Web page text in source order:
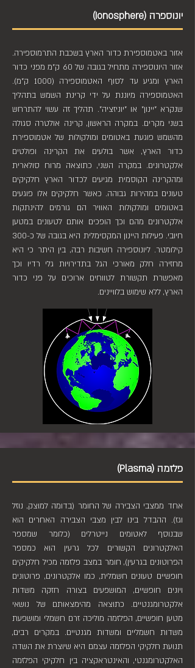
יונוספרה (Ionosphere)
אזור באטמוספירת כדור הארץ בשכבת התרמוספירה.
אזור היונוספירה מתחיל בגובה של 60 ק"מ מפני כדור
הארץ ומגיע עד לסוף האטמוספירה (1000 ק"מ).
האטמוספירה מיוננת על ידי קרינת השמש בתהליך
שנקרא "יינון" או "יוניזציה". תהליך זה עשוי להתרחש
בשני מקרים. במקרה הראשון, קרינה אולטרה סגולה
מהשמש פוגעת באטומים ומולקולות של אטמוספירת
כדור הארץ, אשר בולעים את הקרינה ופולטים
אלקטרונים. במקרה השני, כתוצאה מרוח סולארית
ומהקרינה הקוסמית מגיעים לכדור הארץ חלקיקים
טעונים במהירות גבוהה. כאשר חלקיקים אלו פוגעים
באטומים ומולקולות האוויר הם גורמים להינתקות
אלקטרונים מהם וכך הופכים אותם לטעונים במטען
חיובי. פעילות היינון המקסימלית היא בגובה של כ-300
קילומטר. ליונוספירה חשיבות רבה, בין היתר כי היא
מחזירה חלק מאורכי הגל בתדירויות גלי רדיו וכך
מאפשרת תקשורת לטווחים ארוכים על פני כדור
הארץ, ללא שימוש בלוויינים.
פלזמה (Plasma)
אחד ממצבי הצבירה של החומר (בדומה למוצק, נוזל
וגז). ההבדל בינו לבין מצבי הצבירה האחרים הוא
שבנוסף לאטומים נייטרלים (כלומר שמספר
האלקטרונים הקשורים לכל גרעין הוא כמספר
הפרוטונים בגרעין), חומר במצב פלזמה מכיל חלקיקים
חופשיים טעונים חשמלית, כמו אלקטרונים, פרוטונים
ויונים חופשיים, המושפעים בצורה חזקה משדות
אלקטרומגנטיים. כתוצאה מהימצאותם של נושאי
מטען חופשיים, הפלזמה מוליכה זרם חשמלי ומושפעת
משדות חשמליים ומשדות מגנטיים. במקרים רבים,
תנועת חלקיקי הפלזמה עצמם היא שיוצרת את השדה
האלקטרומגנטי, והאינטראקציה בין חלקיקי הפלזמה